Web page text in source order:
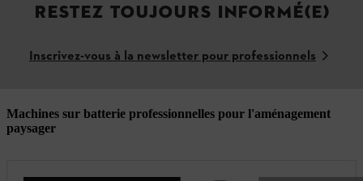
RESTEZ TOUJOURS INFORMÉ(E)
Inscrivez-vous à la newsletter pour professionnels
Machines sur batterie professionnelles pour l'aménagement
paysager